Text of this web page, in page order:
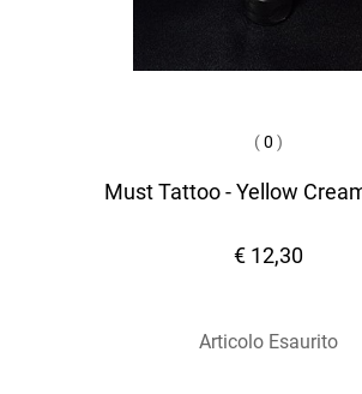
(0 )
Must Tattoo - Yellow
€ 12,30
Articolo Esaurito